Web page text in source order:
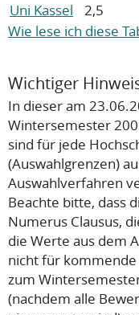
Uni Kassel
2,5
Wie lese ich diese
Wichtiger
In dieser am
Wintersemester
sind für jede
(Auswahlgrenzen)
Auswahlverfahren
Beachte bitte, dass
Numerus Clausus,
die Werte aus dem
nichtfür kommende
zum
(nachdem alle